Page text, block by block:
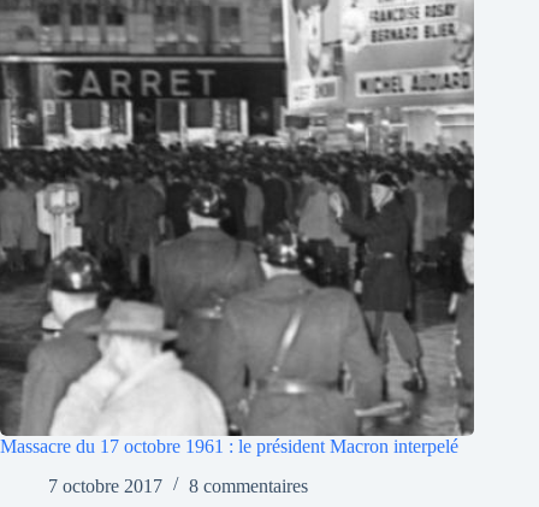
Massacre du 17 octobre 1961 : le président Macron interpelé
7 octobre 2017
8 commentaires